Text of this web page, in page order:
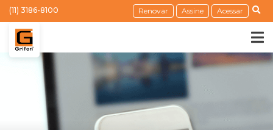
(11) 3186-8100 Renovar Assine Acessar